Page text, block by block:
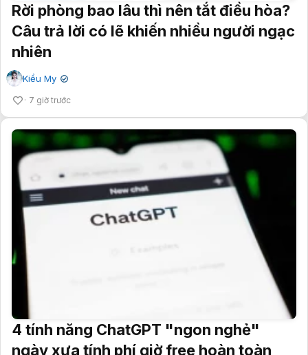
Rời phòng bao lâu thì nên tắt điều hòa?
Câu trả lời có lẽ khiến nhiều người ngạc
nhiên
Kiều My ✔
7 giờ trước
4 tính năng ChatGPT "ngon nghẻ"
ngày xưa tính phí giờ free hoàn toàn